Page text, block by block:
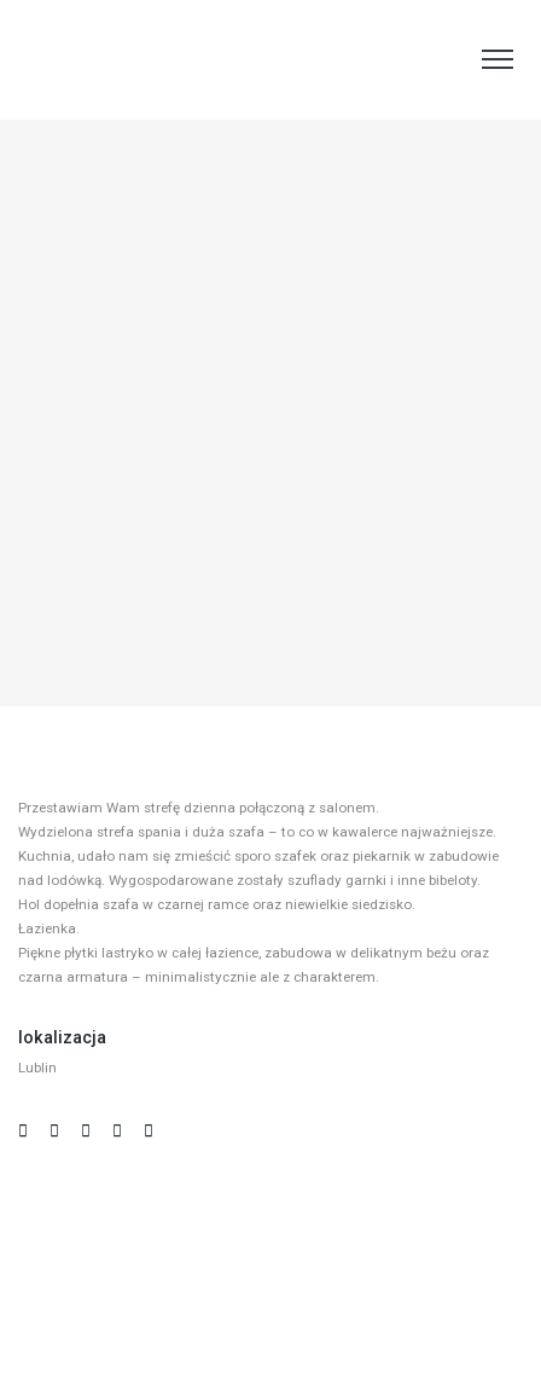
Przestawiam Wam strefę dzienna połączoną z salonem.
Wydzielona strefa spania i duża szafa – to co w kawalerce najważniejsze.
Kuchnia, udało nam się zmieścić sporo szafek oraz piekarnik w zabudowie
nad lodówką. Wygospodarowane zostały szuflady garnki i inne bibeloty.
Hol dopełnia szafa w czarnej ramce oraz niewielkie siedzisko.
Łazienka.
Piękne płytki lastryko w całej łazience, zabudowa w delikatnym beżu oraz
czarna armatura – minimalistycznie ale z charakterem.
lokalizacja
Lublin